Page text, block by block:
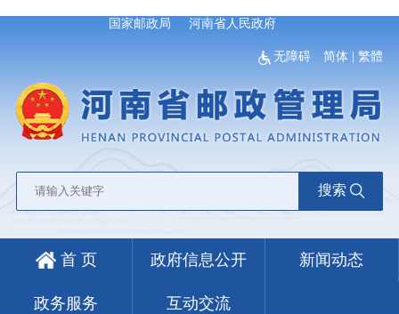
国家邮政局 河南省人民政府
无障碍 简体 |繁體
搜索
首 页 政府信息公开 新闻动态
政务服务 互动交流